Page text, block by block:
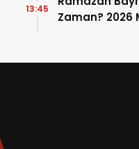
Zaman? 2026
13:45